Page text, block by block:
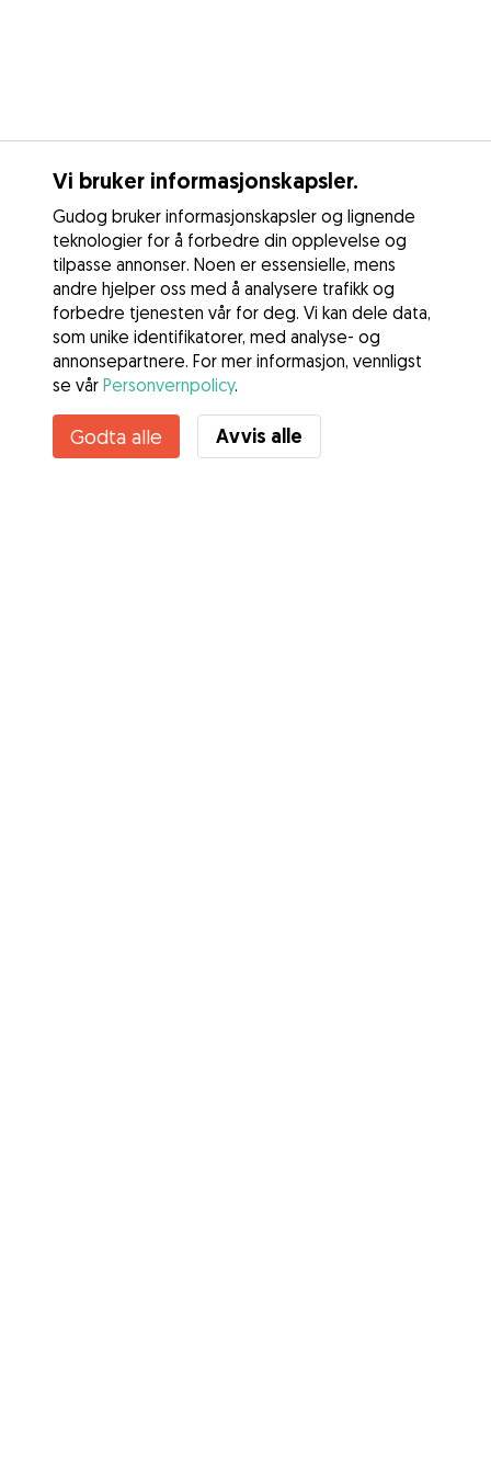
Vi bruker informasjonskapsler.
Gudog bruker informasjonskapsler og lignende
teknologier for å forbedre din opplevelse og
tilpasse annonser. Noen er essensielle, mens
andre hjelper oss med å analysere trafikk og
forbedre tjenesten vår for deg. Vi kan dele data,
som unike identifikatorer, med analyse- og
annonsepartnere. For mer informasjon, vennligst
se vår Personvernpolicy.
Godta alle Avvis alle